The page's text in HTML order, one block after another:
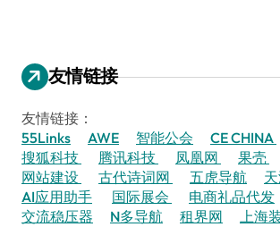
友情链接
友情链接：
55Links
AWE 智能公会 CE CHINA
搜狐科技
腾讯科技 凤凰网 果壳
网站建设
古代诗词网 五虎导航
AI应用助手
国际展会
电商礼品代发
交流稳压器
N多导航 租界网 上海